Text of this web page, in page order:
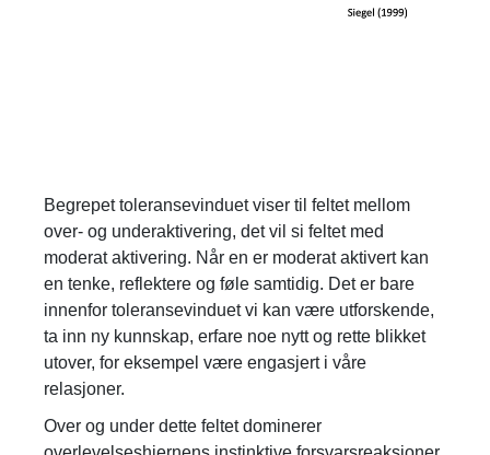
Begrepet toleransevinduet viser til feltet mellom
over- og underaktivering, det vil si feltet med
moderat aktivering. Når en er moderat aktivert kan
en tenke, reflektere og føle samtidig. Det er bare
innenfor toleransevinduet vi kan være utforskende,
ta inn ny kunnskap, erfare noe nytt og rette blikket
utover, for eksempel være engasjert i våre
relasjoner.
Over og under dette feltet dominerer